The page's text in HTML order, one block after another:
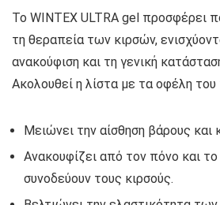
Το WINTEX ULTRA gel προσφέρει
τη θεραπεία των κιρσών,
ανακούφιση και τη γενική
Ακολουθεί η λίστα με τα οφέλη του
Μειώνει την αίσθηση βάρους και
Ανακουφίζει από τον πόνο και
συνοδεύουν τους κιρσούς.